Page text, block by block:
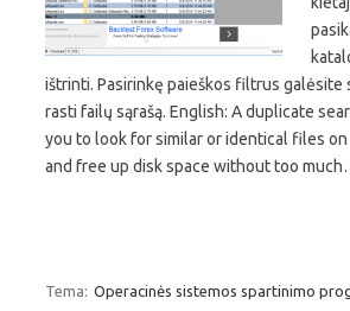
ištrinti. Pasirinkę paieškos filtrus galėsite
rasti failų sąrašą. English: A duplicate
you to look for similar or identical files
and free up disk space without too
Tema: Operacinės sistemos spartinimo